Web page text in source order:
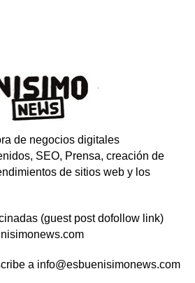
de negocios digitales
SEO, Prensa, creación de
de sitios web y los
(guest post dofollow link)
a info@esbuenisimonews.com